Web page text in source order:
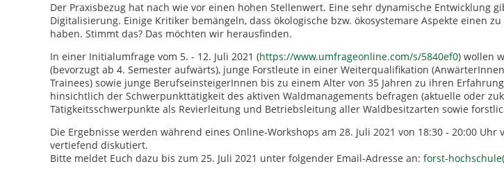
Der Praxisbezug hat nach wie vor einen hohen Stellenwert. Eine sehr dynamische Entwicklung
Digitalisierung. Einige Kritiker bemängeln, dass ökologische bzw. ökosystemare Aspekte einen
haben. Stimmt das? Das möchten wir herausfinden.
In einer Initialumfrage vom 5. - 12. Juli 2021 (https://www.umfrageonline.com/s/5840ef0) wollen
(bevorzugt ab 4. Semester aufwärts), junge Forstleute in einer Weiterqualifikation
Trainees) sowie junge BerufseinsteigerInnen bis zu einem Alter von 35 Jahren zu ihren
hinsichtlich der Schwerpunkttätigkeit des aktiven Waldmanagements befragen (aktuelle oder
Tätigkeitsschwerpunkte als Revierleitung und Betriebsleitung aller Waldbesitzarten sowie
Die Ergebnisse werden während eines Online-Workshops am 28. Juli 2021 von 18:30 - 20:00 Uhr
vertiefend diskutiert.
Bitte meldet Euch dazu bis zum 25. Juli 2021 unter folgender Email-Adresse an: forst-